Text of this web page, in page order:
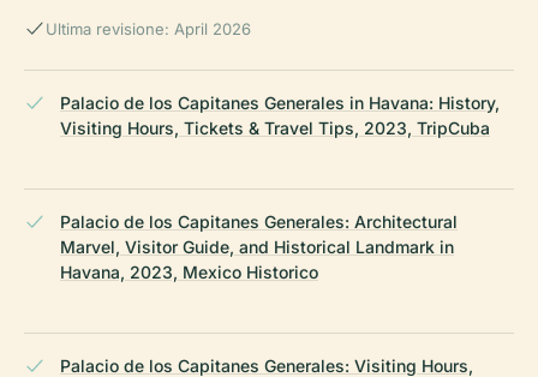
Ultima revisione: April 2026
Palacio de los Capitanes Generales in Havana: History,
Visiting Hours, Tickets & Travel Tips, 2023, TripCuba
Palacio de los Capitanes Generales: Architectural
Marvel, Visitor Guide, and Historical Landmark in
Havana, 2023, Mexico Historico
Palacio de los Capitanes Generales: Visiting Hours,